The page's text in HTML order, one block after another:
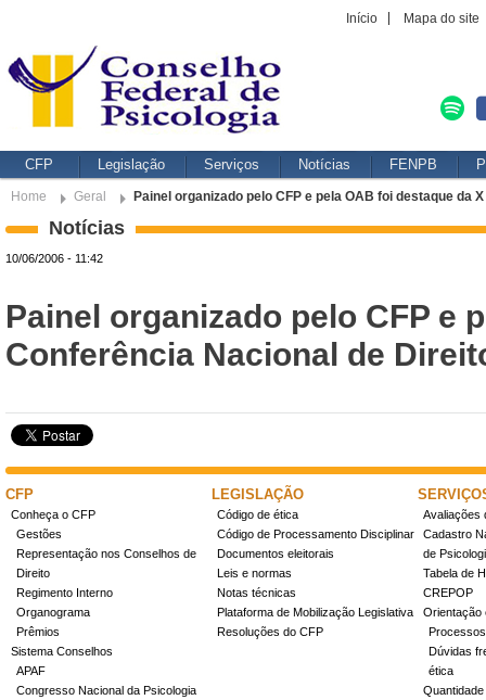
Início Mapa do site
CFP Legislação Serviços Notícias FENPB
Home Geral Painel organizado pelo CFP e pela OAB foi destaque da
Notícias
10/06/2006 - 11:42
Painel organizado pelo CFP e
Conferência Nacional de
CFP
Conheça o CFP
Gestões
Representação nos Conselhos de
Direito
Regimento Interno
Organograma
Prêmios
Sistema Conselhos
APAF
Congresso Nacional da Psicologia
LEGISLAÇÃO
Código de ética
Código de Processamento Disciplinar
Documentos eleitorais
Leis e normas
Notas técnicas
Plataforma de Mobilização Legislativa
Resoluções do CFP
Avaliações
Cadastro
de
Tabela de
CREPOP
Orientação
Dúvidas
ética